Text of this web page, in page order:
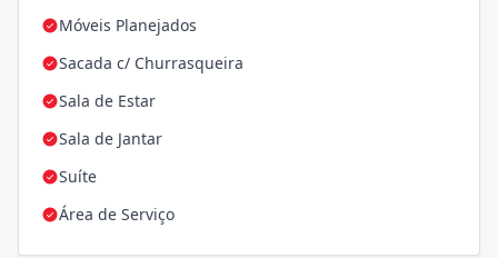
Móveis Planejados
Sacada c/ Churrasqueira
Sala de Estar
Sala de Jantar
Suíte
Área de Serviço